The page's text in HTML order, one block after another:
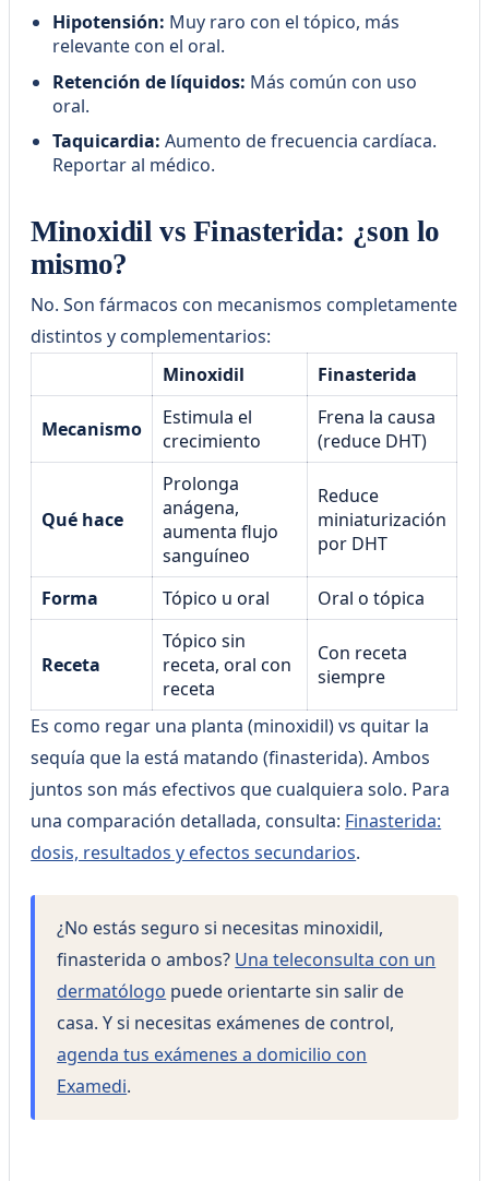
Hipotensión: Muy raro con el tópico, más
relevante con el oral.
Retención de líquidos: Más común con uso
oral.
Taquicardia: Aumento de frecuencia cardíaca.
Reportar al médico.
Minoxidil vs Finasterida: ¿son lo
mismo?
No. Son fármacos con mecanismos completamente
distintos y complementarios:
Minoxidil
Finasterida
Mecanismo
Estimula el
crecimiento
Frena la causa
(reduce DHT)
Qué hace
Prolonga
anágena,
aumenta flujo
sanguíneo
Reduce
miniaturización
por DHT
Forma Tópico u oral Oral o tópica
Receta
Tópico sin
receta, oral con
receta
Con receta
siempre
Es como regar una planta (minoxidil) vs quitar la
sequía que la está matando (finasterida). Ambos
juntos son más efectivos que cualquiera solo. Para
una comparación detallada, consulta: Finasterida:
dosis, resultados y efectos secundarios.
¿No estás seguro si necesitas minoxidil,
finasterida o ambos? Una teleconsulta con un
dermatólogo puede orientarte sin salir de
casa. Y si necesitas exámenes de control,
agenda tus exámenes a domicilio con
Examedi.